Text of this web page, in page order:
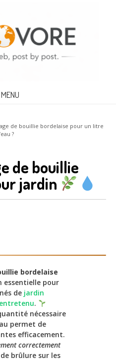
MENU
de bouillie bordelaise pour un litre
?
de bouillie
jardin
bordelaise
essentielle pour
de jardin
.
nécessaire
permet de
efficacement.
correctement
brûlure sur les